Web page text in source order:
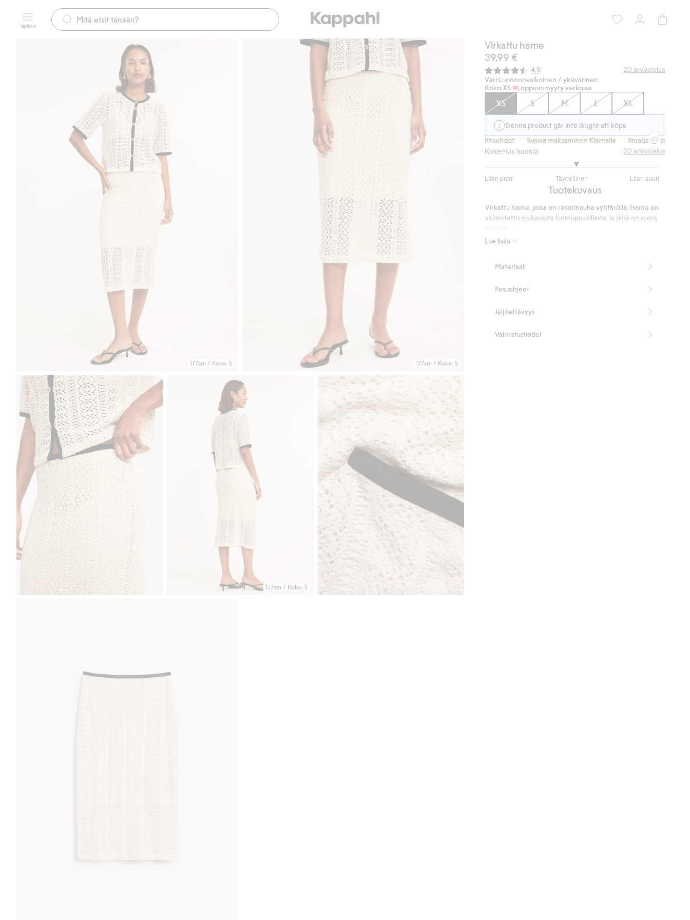
Valikko
177cm / Koko: S 177cm / Koko: S
177cm / Koko: S
Virkattu hame
39,99 €
Keskimääräinen luokitus:
4.5 20 arvostelua
Väri:Luonnonvalkoinen / yksivärinen
Koko:XS Loppuunmyyty verkossa
XS S M L XL
Denna product går inte längre att köpa
Sujuva maksaminen Klarnalla
Ilmaiset toimitusvaihtoehdot Sujuva maksaminen Klarnalla Ilmaiset
Kokemus koosta
Liian pieni Täydellinen Liian suuri
/
ääneen
20 arvostelua
Tuotekuvaus
Lue lisää
Virkattu hame, jossa on resorinauha vyötäröllä. Hame on
valmistettu mukavasta luomupuuvillasta, ja siinä on suora
Pituus 69 cm koossa S.
Materiaali
Pesuohjeet
Jäljitettävyys
Valmistustiedot